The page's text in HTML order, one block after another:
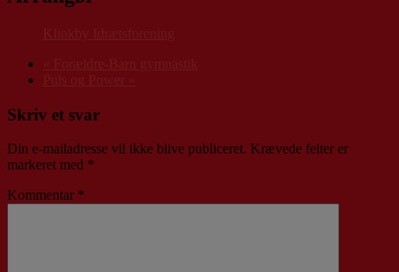
Skriv et svar
Din e-mailadresse vil ikke blive publiceret. Krævede felter er
markeret med *
Kommentar *